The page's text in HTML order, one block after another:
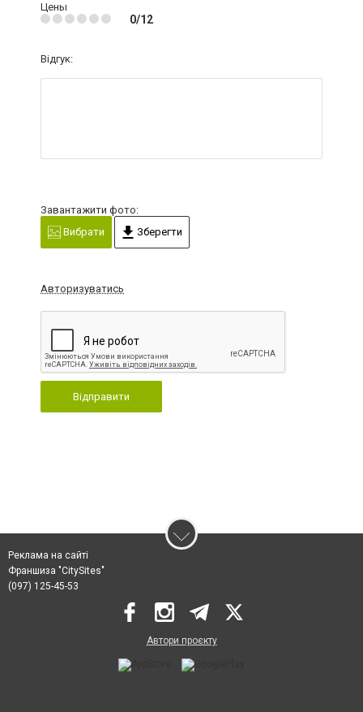
Цены
0/12
Відгук:
Завантажити фото:
Вибрати
Зберегти
Авторизуватись
Відправити
Реклама на сайті
Франшиза "CitySites"
(097) 125-45-53
Автори проєкту